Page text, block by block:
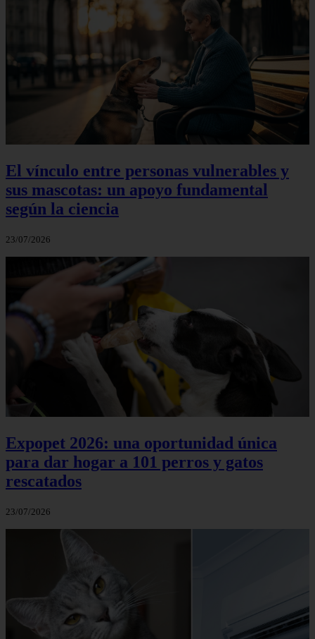
El vínculo entre personas vulnerables y
sus mascotas: un apoyo fundamental
según la ciencia
23/07/2026
Expopet 2026: una oportunidad única
para dar hogar a 101 perros y gatos
rescatados
23/07/2026